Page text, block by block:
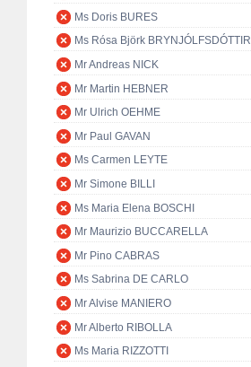
Ms Doris BURES
Ms Rósa Björk BRYNJÓLFSDÓTTIR
Mr Andreas NICK
Mr Martin HEBNER
Mr Ulrich OEHME
Mr Paul GAVAN
Ms Carmen LEYTE
Mr Simone BILLI
Ms Maria Elena BOSCHI
Mr Maurizio BUCCARELLA
Mr Pino CABRAS
Ms Sabrina DE CARLO
Mr Alvise MANIERO
Mr Alberto RIBOLLA
Ms Maria RIZZOTTI